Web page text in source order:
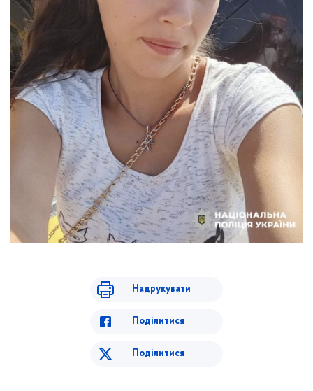
Надрукувати
Поділитися
Поділитися